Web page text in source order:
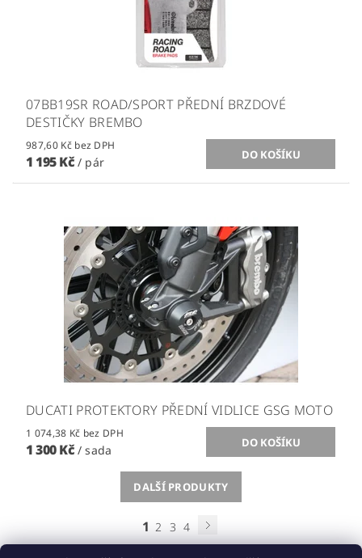
07BB19SR ROAD/SPORT PŘEDNÍ BRZDOVÉ
DESTIČKY BREMBO
987,60 Kč bez DPH
1 195 Kč / pár
DUCATI PROTEKTORY PŘEDNÍ VIDLICE GSG MOTO
1 074,38 Kč bez DPH
1 300 Kč / sada
DALŠÍ PRODUKTY
1 2 3 4